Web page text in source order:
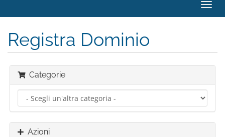
Attiva
Registra Dominio
Categorie
Azioni